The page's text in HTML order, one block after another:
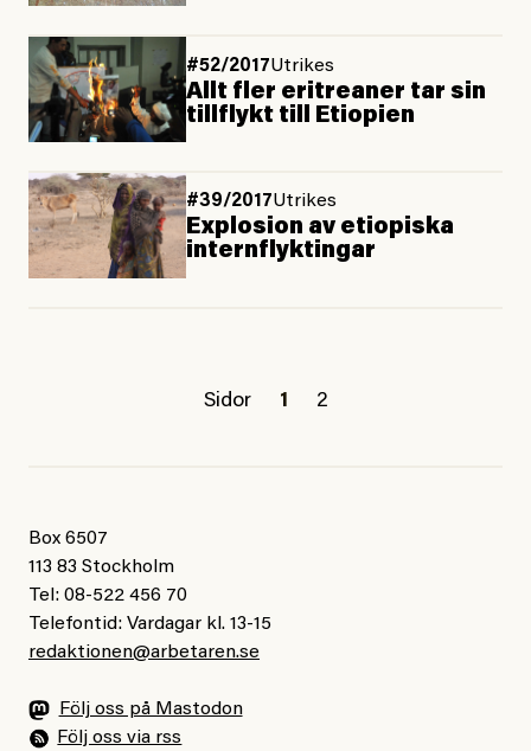
#52/2017Utrikes
Allt fler eritreaner tar sin
tillflykt till Etiopien
#39/2017Utrikes
Explosion av etiopiska
internflyktingar
Sidor 1 2
Box 6507
113 83 Stockholm
Tel: 08-522 456 70
Telefontid: Vardagar kl. 13-15
redaktionen@arbetaren.se
Följ oss på Mastodon
Följ oss via rss